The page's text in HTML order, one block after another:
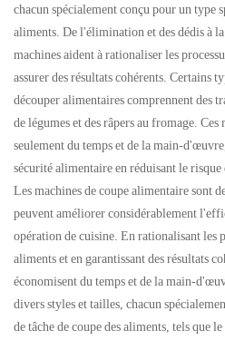
chacun spécialement conçu pour un type
aliments. De l'élimination et des dédis à
machines aident à rationaliser les
assurer des résultats cohérents. Certains
découper alimentaires comprennent des
de légumes et des râpers au fromage.
seulement du temps et de la main-
sécurité alimentaire en réduisant le
Les machines de coupe alimentaire sont
peuvent améliorer considérablement
opération de cuisine. En rationalisant les
aliments et en garantissant des résultats
économisent du temps et de la main-
divers styles et tailles, chacun
de tâche de coupe des aliments, tels que